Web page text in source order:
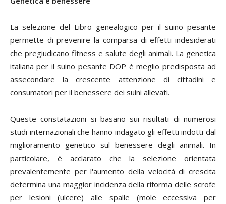
La selezione del Libro genealogico per il suino pesante
permette di prevenire la comparsa di effetti indesiderati
che pregiudicano fitness e salute degli animali. La genetica
italiana per il suino pesante DOP è meglio predisposta ad
assecondare la crescente attenzione di cittadini e
consumatori per il benessere dei suini allevati.
Queste constatazioni si basano sui risultati di numerosi
studi internazionali che hanno indagato gli effetti indotti dal
miglioramento genetico sul benessere degli animali. In
particolare, è acclarato che la selezione orientata
prevalentemente per l'aumento della velocità di crescita
determina una maggior incidenza della riforma delle scrofe
per lesioni (ulcere) alle spalle (mole eccessiva per